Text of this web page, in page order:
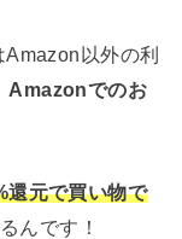
以外の利
Amazonでのお
元で買い物で
んです！